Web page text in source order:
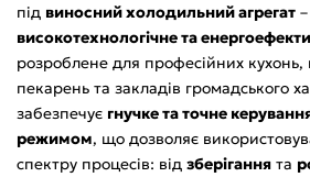
під виносний холодильний агрегат
високотехнологічне та
розроблене для професійних кухонь,
пекарень та закладів громадського
забезпечує гнучке та точне
режимом, що дозволяє
спектру процесів: від зберігання та